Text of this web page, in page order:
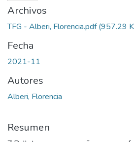
Archivos
TFG - Alberi, Florencia.pdf(957.29
Fecha
2021-11
Autores
Alberi, Florencia
Resumen